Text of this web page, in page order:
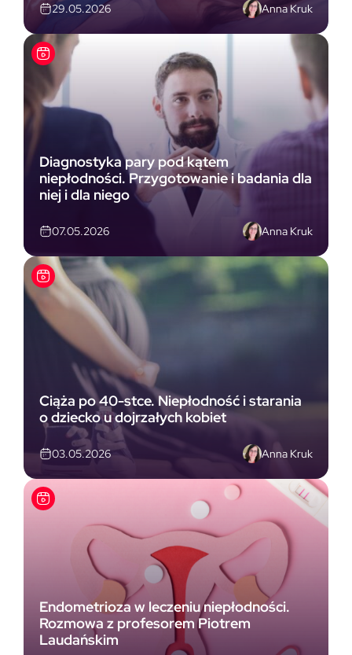
29.05.2026 Anna Kruk
Diagnostyka pary pod kątem
niepłodności. Przygotowanie i badania dla
niej i dla niego
07.05.2026 Anna Kruk
Ciąża po 40-stce. Niepłodność i starania
o dziecko u dojrzałych kobiet
03.05.2026 Anna Kruk
Endometrioza w leczeniu niepłodności.
Rozmowa z profesorem Piotrem
Laudańskim